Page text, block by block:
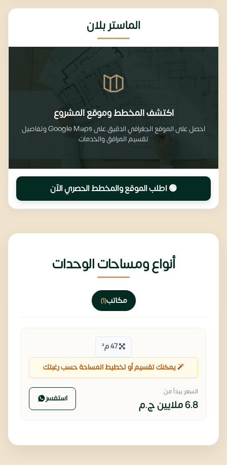
الماستر بلان
اكتشف المخطط وموقع المشروع
احصل على الموقع الجغرافي الدقيق على Google Maps وتفاصيل
تقسيم المرافق والخدمات
🟢 اطلب الموقع والمخطط الحصري الآن
أنواع ومساحات الوحدات
مكاتب(1)
يمكنك تقسيم أو تخطيط المساحة حسب رغبتك
السعر يبدأ من
6.8 ملايين ج.م استفسر